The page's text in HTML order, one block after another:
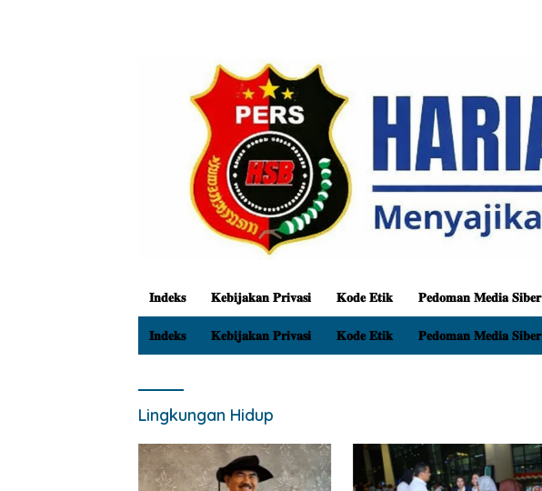
𝐈𝐧𝐝𝐞𝐤𝐬 𝐊𝐞𝐛𝐢𝐣𝐚𝐤𝐚𝐧 𝐏𝐫𝐢𝐯𝐚𝐬𝐢 𝐊𝐨𝐝𝐞 𝐄𝐭𝐢𝐤 𝐏𝐞𝐝𝐨𝐦𝐚𝐧 𝐌𝐞𝐝𝐢𝐚 𝐒𝐢𝐛𝐞𝐫
𝐈𝐧𝐝𝐞𝐤𝐬 𝐊𝐞𝐛𝐢𝐣𝐚𝐤𝐚𝐧 𝐏𝐫𝐢𝐯𝐚𝐬𝐢 𝐊𝐨𝐝𝐞 𝐄𝐭𝐢𝐤 𝐏𝐞𝐝𝐨𝐦𝐚𝐧 𝐌𝐞𝐝𝐢𝐚 𝐒𝐢𝐛𝐞𝐫
Lingkungan Hidup